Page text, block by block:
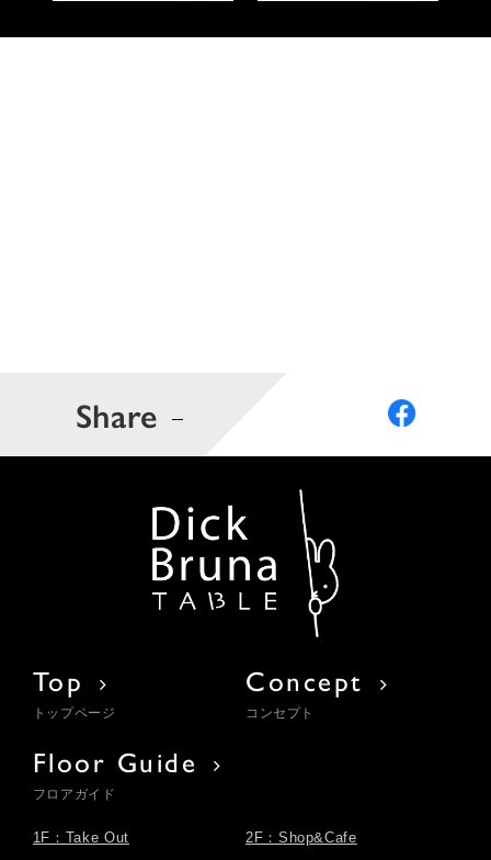
Share
Top
トップページ
Concept
コンセプト
Floor Guide
フロアガイド
1F：Take Out 2F：Shop&Cafe